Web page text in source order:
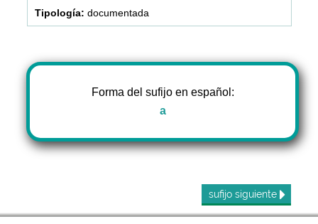
documentada
Forma del sufijo en español:
a
sufijo siguiente